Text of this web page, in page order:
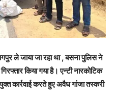
ले जाया जा रहा था , बसना पुलिस ने
किया गया है।एन्टी नारकोटिक
कार्रवाई करते हुए अवैध गांजा तस्करी